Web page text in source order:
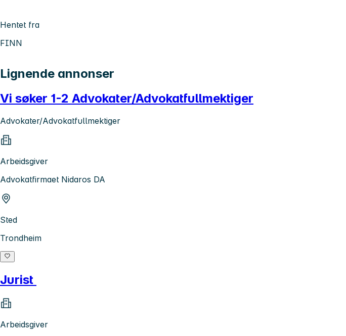
Hentet fra
FINN
Lignende annonser
Vi søker 1-2 Advokater/Advokatfullmektiger
Advokater/Advokatfullmektiger
Arbeidsgiver
Advokatfirmaet Nidaros DA
Sted
Trondheim
Jurist
Arbeidsgiver